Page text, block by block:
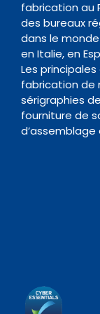
Four de
Nettoyage
Accessoires
Contact
Organisme
fabrication au
des bureaux
dans le
en Italie, en
Les
fabrication de
sérigraphies
fourniture de